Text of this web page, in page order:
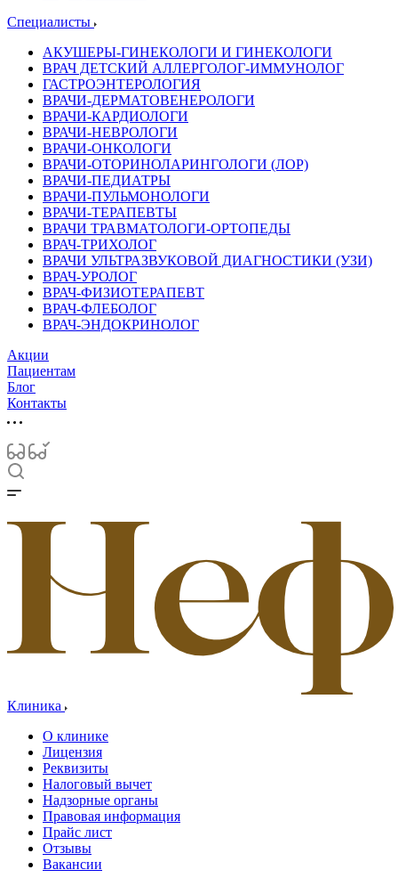
Специалисты
АКУШЕРЫ-ГИНЕКОЛОГИ И ГИНЕКОЛОГИ
ВРАЧ ДЕТСКИЙ АЛЛЕРГОЛОГ-ИММУНОЛОГ
ГАСТРОЭНТЕРОЛОГИЯ
ВРАЧИ-ДЕРМАТОВЕНЕРОЛОГИ
ВРАЧИ-КАРДИОЛОГИ
ВРАЧИ-НЕВРОЛОГИ
ВРАЧИ-ОНКОЛОГИ
ВРАЧИ-ОТОРИНОЛАРИНГОЛОГИ (ЛОР)
ВРАЧИ-ПЕДИАТРЫ
ВРАЧИ-ПУЛЬМОНОЛОГИ
ВРАЧИ-ТЕРАПЕВТЫ
ВРАЧИ ТРАВМАТОЛОГИ-ОРТОПЕДЫ
ВРАЧ-ТРИХОЛОГ
ВРАЧИ УЛЬТРАЗВУКОВОЙ ДИАГНОСТИКИ (УЗИ)
ВРАЧ-УРОЛОГ
ВРАЧ-ФИЗИОТЕРАПЕВТ
ВРАЧ-ФЛЕБОЛОГ
ВРАЧ-ЭНДОКРИНОЛОГ
Акции
Пациентам
Блог
Контакты
Клиника
О клинике
Лицензия
Реквизиты
Налоговый вычет
Надзорные органы
Правовая информация
Прайс лист
Отзывы
Вакансии